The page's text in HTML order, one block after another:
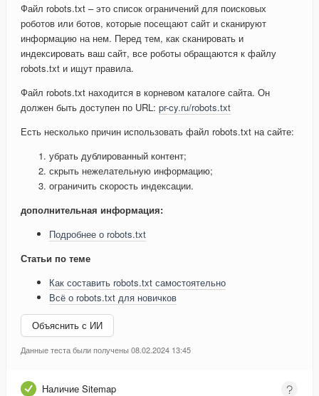
Файл robots.txt – это список ограничений для поисковых
роботов или ботов, которые посещают сайт и сканируют
информацию на нем. Перед тем, как сканировать и
индексировать ваш сайт, все роботы обращаются к файлу
robots.txt и ищут правила.
Файл robots.txt находится в корневом каталоге сайта. Он
должен быть доступен по URL: pr-cy.ru/robots.txt
Есть несколько причин использовать файл robots.txt на сайте:
убрать дублированный контент;
скрыть нежелательную информацию;
ограничить скорость индексации.
дополнительная информация:
Подробнее о robots.txt
Статьи по теме
Как составить robots.txt самостоятельно
Всё о robots.txt для новичков
Объяснить с ИИ
Данные теста были получены 08.02.2024 13:45
Наличие Sitemap